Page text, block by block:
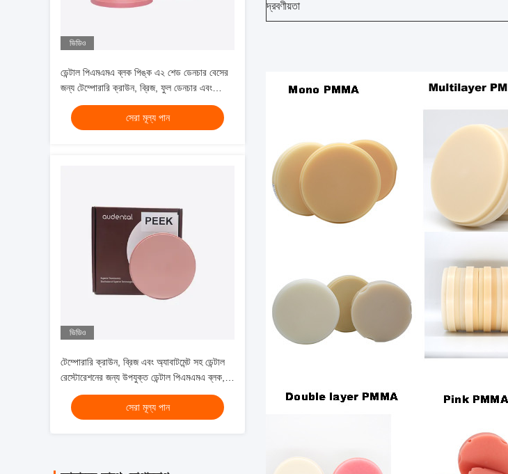
ভিডিও
ডেন্টাল পিএমএমএ ব্লক পিঙ্ক এ২ শেড ডেনচার বেসের
জন্য টেম্পোরারি ক্রাউন, ব্রিজ, ফুল ডেনচার এবং
ফ্রেমওয়ার্কের জন্য উপযুক্ত, ফিজিক্যাল ডেটা সহ
সেরা মূল্য পান
ভিডিও
টেম্পোরারি ক্রাউন, ব্রিজ এবং অ্যাবাটমেন্ট সহ ডেন্টাল
রেস্টোরেশনের জন্য উপযুক্ত ডেন্টাল পিএমএমএ ব্লক,
শক্তিশালী উপাদান সহ
সেরা মূল্য পান
দ্রবণীয়তা